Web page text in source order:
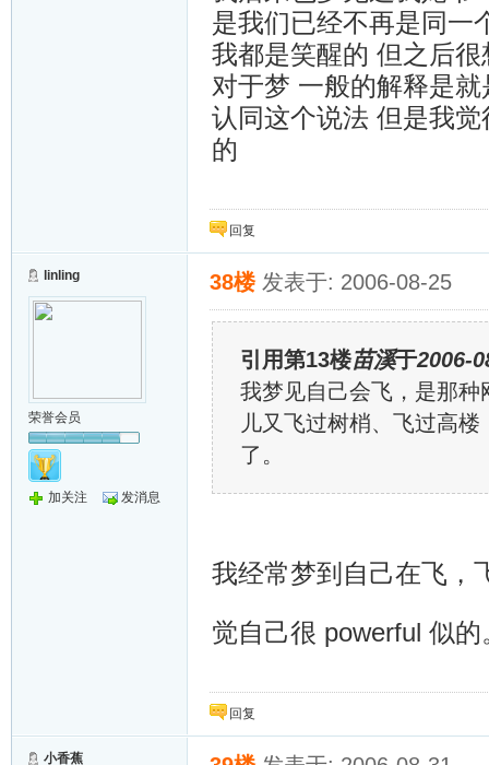
是我们已经不再是同一
我都是笑醒的 但之后很
对于梦 一般的解释是
认同这个说法 但是我
的
回复
linling
荣誉会员
加关注 发消息
38楼 发表于: 2006-08-25
引用第13楼苗溪于2006-
我梦见自己会飞，是那
儿又飞过树梢、飞过高
了。
我经常梦到自己在飞，
觉自己很 powerful 似
回复
小香蕉